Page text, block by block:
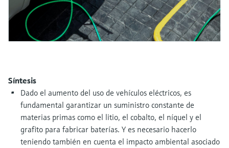
Visor de dispositivos
Encuentre información y documentación
específicas sobre los productos.
Encuentre repuestos por raíz del producto,
código de pedido o número de serie
electromecánico
Medición de nivel por barrera de
Level measurement with pressure
Ver todos
Medición mediante transmisión de
microondas
Ver todos
la transparencia de los procesos
para una toma de decisiones más
sólida y fundamentada
Síntesis
Dado el aumento del uso de vehículos eléctricos, es
fundamental garantizar un suministro constante de
materias primas como el litio, el cobalto, el níquel y el
grafito para fabricar baterías. Y es necesario hacerlo
teniendo también en cuenta el impacto ambiental asociado